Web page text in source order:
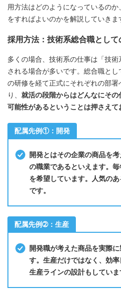
用方法はどのようになっているの
をすればよいのかを解説していきま
採用方法：技術系総合職として
多くの場合、技術系の仕事は「技
される場合が多いです。総合職と
の研修を経て正式にそれぞれの部署
り、 就活の段階からはどんなにそ
可能性があるということは押さえて
配属先例①：開発
開発とはその企業の商品を
の職業であるといえます。
を希望しています。人気の
です。
配属先例➁：生産
開発職が考えた商品を実際
す。生産だけではなく、効
生産ラインの設計もしていま